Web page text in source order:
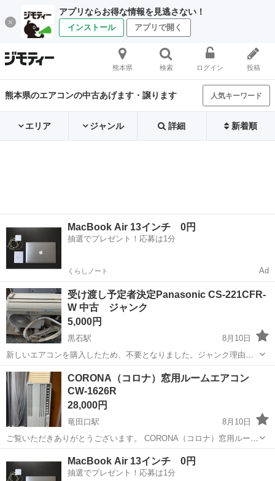
アプリならお得な情報を見逃さない！
インストール アプリで開く
熊本県 検索 ログイン 投稿
熊本県のエアコンの中古あげます・譲ります 人気キーワード
エリア ジャンル 詳細 新着順
MacBook Air 13インチ 0円
抽選でプレゼント！応募は1分
くらしノート Ad
受け渡し予定者決定Panasonic CS-221CFR-
W 中古 ジャンク
5,000円
黒石駅
8月10日
新しいエアコンを購入したため、不要となりました。ジャンク理由と
しては冷房が効かなくなり内部に霜が付着していたため、冷媒ガス不
足かと思います。素人のためそれ以上はわかりません。冷媒ガスを充
填すれば使用できるかもしれません。冷媒...
熊本 合志市 季節、空調家電
CORONA（コロナ）窓用ルームエアコン
CW-1626R
28,000円
竜田口駅
8月10日
ご覧いただきありがとうございます。 CORONA（コロナ）窓用ルーム
エアコン CW-1626Rです。 2026年6月に購入しましたが、使用期間が
短いため出品します。 【商品状態】 ・購入：2026年6月 ・使用期間：
約...
季節、空調家電
MacBook Air 13インチ 0円
抽選でプレゼント！応募は1分